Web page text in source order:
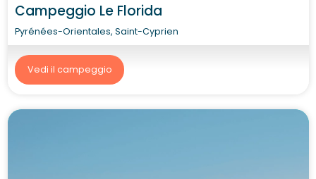
Campeggio Le Florida
Pyrénées-Orientales, Saint-Cyprien
Vedi il campeggio